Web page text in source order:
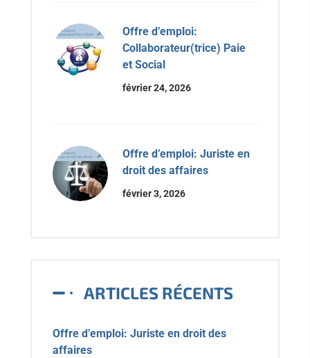
Offre d’emploi:
Collaborateur(trice) Paie
et Social
février 24, 2026
Offre d’emploi: Juriste en
droit des affaires
février 3, 2026
ARTICLES RÉCENTS
Offre d’emploi: Juriste en droit des
affaires